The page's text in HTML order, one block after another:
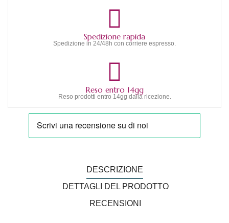
Spedizione rapida
Spedizione in 24/48h con corriere espresso.
Reso entro 14gg
Reso prodotti entro 14gg dalla ricezione.
DESCRIZIONE
DETTAGLI DEL PRODOTTO
RECENSIONI